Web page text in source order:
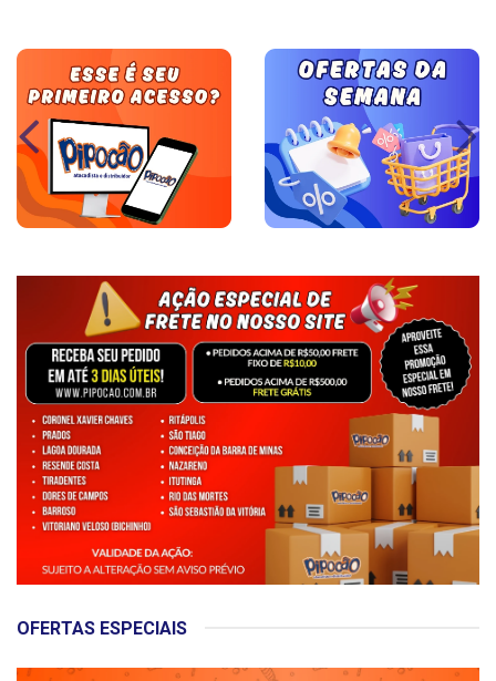
OFERTAS ESPECIAIS